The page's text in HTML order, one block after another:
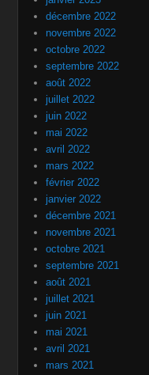
décembre 2022
novembre 2022
octobre 2022
septembre 2022
août 2022
juillet 2022
juin 2022
mai 2022
avril 2022
mars 2022
février 2022
janvier 2022
décembre 2021
novembre 2021
octobre 2021
septembre 2021
août 2021
juillet 2021
juin 2021
mai 2021
avril 2021
mars 2021